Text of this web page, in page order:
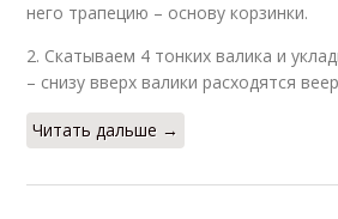
него трапецию – основу корзинки.
2. Скатываем 4 тонких валика и
– снизу вверх валики расходятся
Читать дальше →